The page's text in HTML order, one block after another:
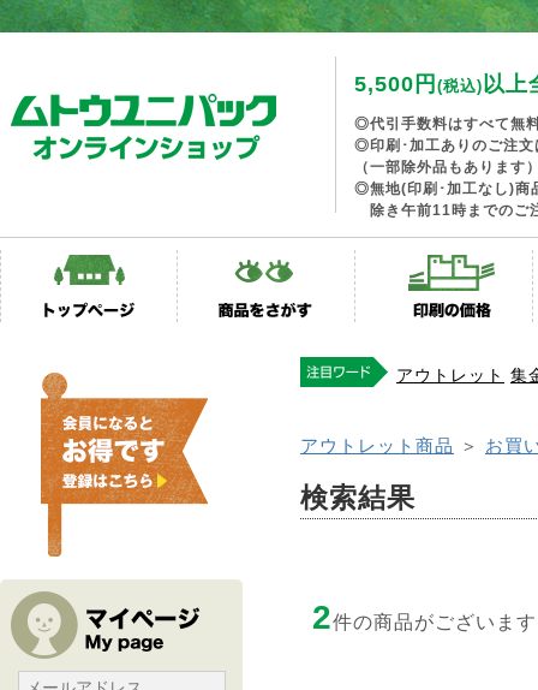
5,500円 (税込)以上
◎代引手数料はすべて無
◎印刷･加工ありのご注文
（一部除外品もあります
◎無地(印刷･加工なし)商
除き午前11時までのご
アウトレット 集
アウトレット商品 ＞ お買
検索結果
2件の商品がございま